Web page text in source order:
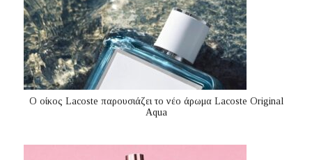
Ο οίκος Lacoste παρουσιάζει το νέο άρωμα Lacoste Original
Aqua